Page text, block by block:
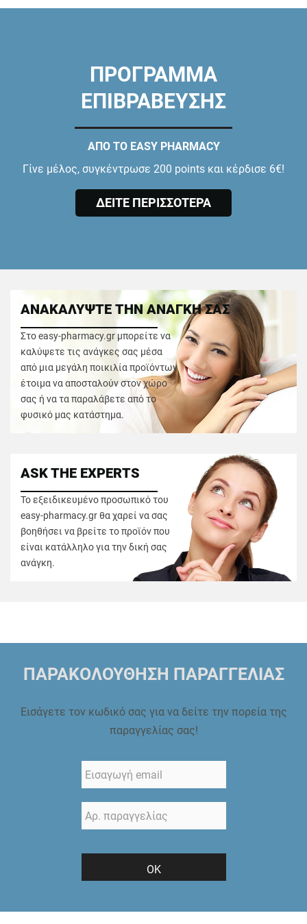
ΠΡΟΓΡΑΜΜΑ
ΕΠΙΒΡΑΒΕΥΣΗΣ
ΑΠΟ ΤΟ EASY PHARMACY
Γίνε μέλος, συγκέντρωσε 200 points και κέρδισε 6€!
ΔΕΙΤΕ ΠΕΡΙΣΣΟΤΕΡΑ
ΑΝΑΚΑΛΥΨΤΕ ΤΗΝ ΑΝΑΓΚΗ ΣΑΣ
Στο easy-pharmacy.gr μπορείτε να
καλύψετε τις ανάγκες σας μέσα
από μια μεγάλη ποικιλία προϊόντων
έτοιμα να αποσταλούν στον χώρο
σας ή να τα παραλάβετε από το
φυσικό μας κατάστημα.
ASK THE EXPERTS
Το εξειδικευμένο προσωπικό του
easy-pharmacy.gr θα χαρεί να σας
βοηθήσει να βρείτε το προϊόν που
είναι κατάλληλο για την δική σας
ανάγκη.
ΠΑΡΑΚΟΛΟΥΘΗΣΗ ΠΑΡΑΓΓΕΛΙΑΣ
Εισάγετε τον κωδικό σας για να δείτε την πορεία της
παραγγελίας σας!
ΟΚ